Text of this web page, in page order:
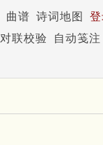
曲谱 诗词地图
对联校验
自动笺注